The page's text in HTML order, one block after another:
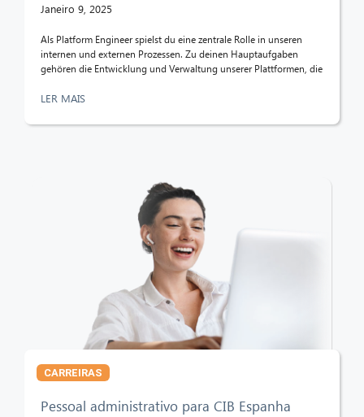
Janeiro 9, 2025
Als Platform Engineer spielst du eine zentrale Rolle in unseren
internen und externen Prozessen. Zu deinen Hauptaufgaben
gehören die Entwicklung und Verwaltung unserer Plattformen, die
LER MAIS
CARREIRAS
Pessoal administrativo para CIB Espanha
CIB AI ChatBot
Olá! O que posso fazer por si?